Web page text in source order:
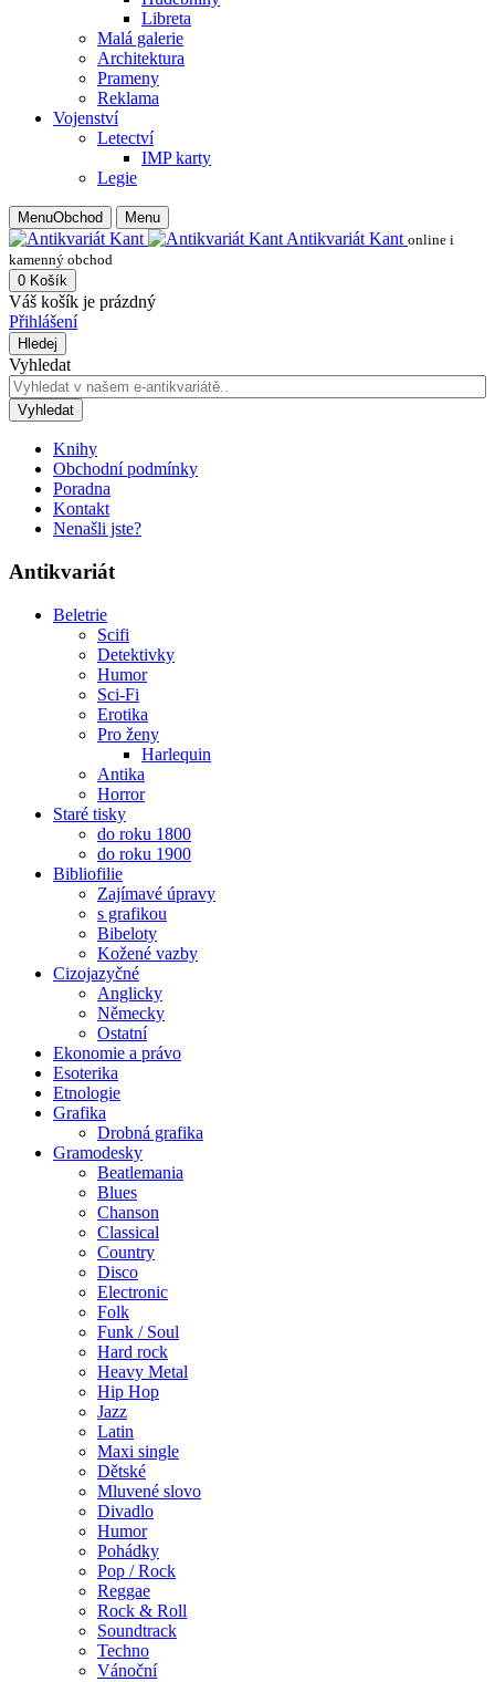
Libreta
Malá galerie
Architektura
Prameny
Reklama
Vojenství
Letectví
IMP karty
Legie
MenuObchod Menu
Antikvariát Kant online i
kamenný obchod
0 Košík
Váš košík je prázdný
Přihlášení
Hledej
Vyhledat
Vyhledat
Knihy
Obchodní podmínky
Poradna
Kontakt
Nenašli jste?
Antikvariát
Beletrie
Scifi
Detektivky
Humor
Sci-Fi
Erotika
Pro ženy
Harlequin
Antika
Horror
Staré tisky
do roku 1800
do roku 1900
Bibliofilie
Zajímavé úpravy
s grafikou
Bibeloty
Kožené vazby
Cizojazyčné
Anglicky
Německy
Ostatní
Ekonomie a právo
Esoterika
Etnologie
Grafika
Drobná grafika
Gramodesky
Beatlemania
Blues
Chanson
Classical
Country
Disco
Electronic
Folk
Funk / Soul
Hard rock
Heavy Metal
Hip Hop
Jazz
Latin
Maxi single
Dětské
Mluvené slovo
Divadlo
Humor
Pohádky
Pop / Rock
Reggae
Rock & Roll
Soundtrack
Techno
Vánoční